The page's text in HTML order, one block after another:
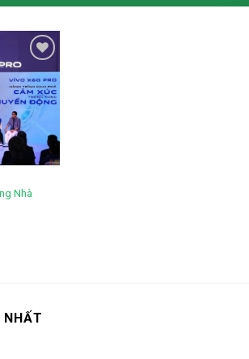
Add to
wishlist
Nhà
NHẤT